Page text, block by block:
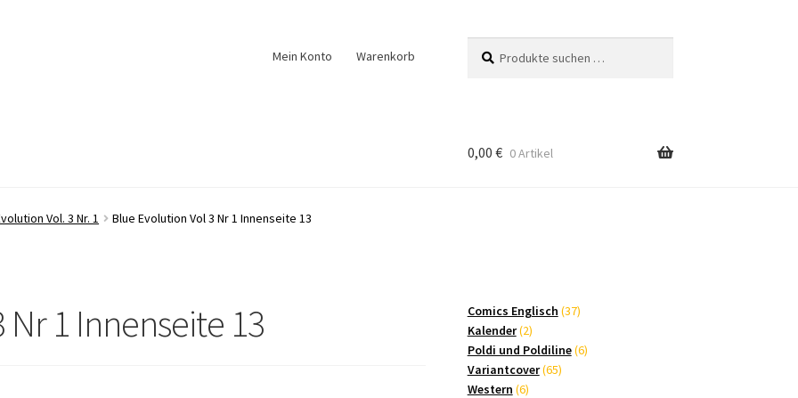
Mein Konto Warenkorb
nach:
0,00 € 0 Artikel
Vol. 3 Nr. 1 Blue Evolution Vol 3 Nr 1 Innenseite 13
1 Innenseite 13 Comics Englisch 3737
Kalender 22
Produkte
Poldi und Poldiline 66
Variantcover 6565
Western 66